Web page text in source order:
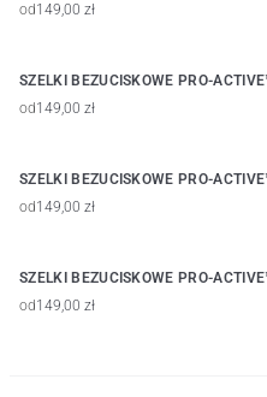
od149,00 zł
SZELKI BEZUCISKOWE PRO-
od149,00 zł
SZELKI BEZUCISKOWE PRO-
od149,00 zł
SZELKI BEZUCISKOWE PRO-
od149,00 zł